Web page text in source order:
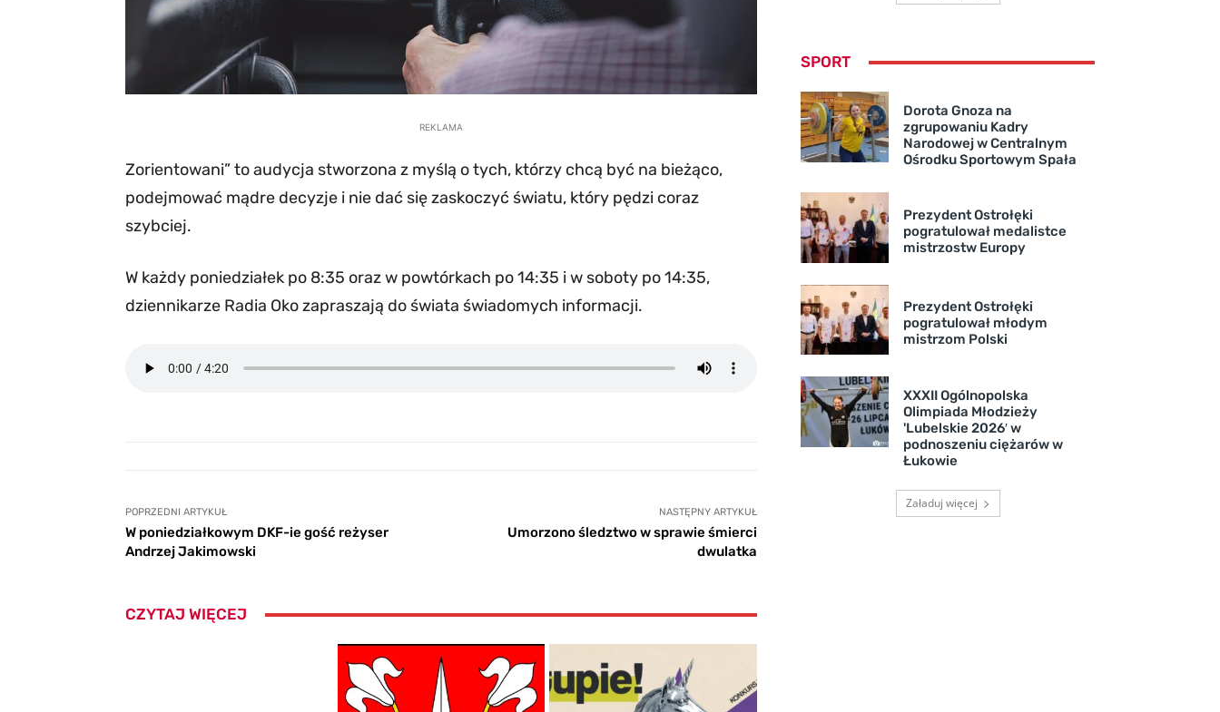
REKLAMA
Zorientowani” to audycja stworzona z myślą o tych, którzy chcą być na bieżąco,
podejmować mądre decyzje i nie dać się zaskoczyć światu, który pędzi coraz
szybciej.
W każdy poniedziałek po 8:35 oraz w powtórkach po 14:35 i w soboty po 14:35,
dziennikarze Radia Oko zapraszają do świata świadomych informacji.
POPRZEDNI ARTYKUŁ
W poniedziałkowym DKF-ie gość reżyser
Andrzej Jakimowski
NASTĘPNY ARTYKUŁ
Umorzono śledztwo w sprawie śmierci
dwulatka
CZYTAJ WIĘCEJ
SPORT
Dorota Gnoza na
zgrupowaniu Kadry
Narodowej w Centralnym
Ośrodku Sportowym Spała
Prezydent Ostrołęki
pogratulował medalistce
mistrzostw Europy
Prezydent Ostrołęki
pogratulował młodym
mistrzom Polski
XXXII Ogólnopolska
Olimpiada Młodzieży
'Lubelskie 2026′ w
podnoszeniu ciężarów w
Łukowie
Załaduj więcej